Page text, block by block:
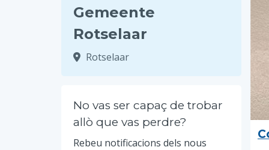
Gemeente
Rotselaar
Rotselaar
No vas ser capaç de trobar
allò que vas perdre?
Rebeu notificacions dels nous